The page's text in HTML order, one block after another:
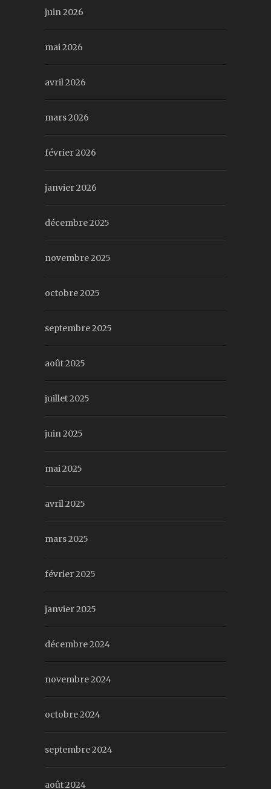
juin 2026
mai 2026
avril 2026
mars 2026
février 2026
janvier 2026
décembre 2025
novembre 2025
octobre 2025
septembre 2025
août 2025
juillet 2025
juin 2025
mai 2025
avril 2025
mars 2025
février 2025
janvier 2025
décembre 2024
novembre 2024
octobre 2024
septembre 2024
août 2024